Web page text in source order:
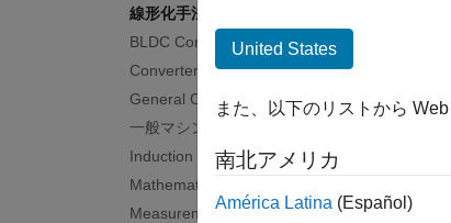
線形化手法
BLDC Control​
Converter Control​
General Control​
一般マシン制御​
Induction Machine Control
Mathematical Transforms
Measurements
United States
また、以下のリストから
南北アメリカ
América Latina (Español)